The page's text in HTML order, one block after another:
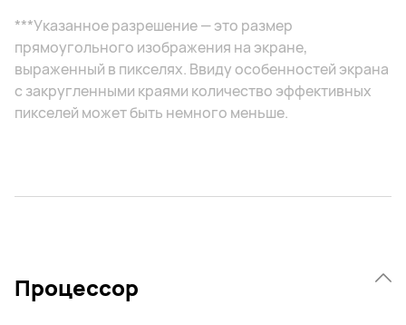
***Указанное разрешение — это размер
прямоугольного изображения на экране,
выраженный в пикселях. Ввиду особенностей экрана
с закругленными краями количество эффективных
пикселей может быть немного меньше.
Процессор